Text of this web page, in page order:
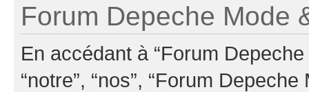
Forum Depeche Mode
En accédant à “Forum
“notre”, “nos”, “Forum Depeche